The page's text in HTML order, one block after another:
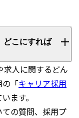
どこにすれば
求人に関するどん
「キャリア採用
ます。
の質問、採用プ